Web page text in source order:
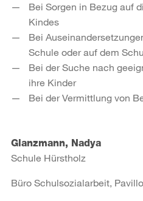
Bei Sorgen in Bezug auf
Kindes
Bei
Schule oder auf dem
Bei der Suche nach
ihre Kinder
Bei der Vermittlung von
Glanzmann, Nadya
Schule Hürstholz
Büro Schulsozialarbeit,